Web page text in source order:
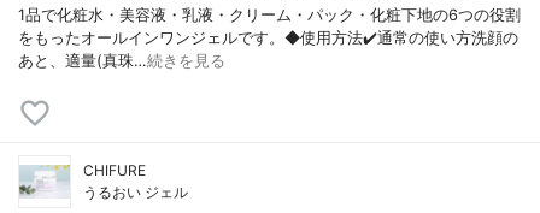
1品で化粧水・美容液・乳液・クリーム・ パック・化粧下地の6つの役割
をもったオ ールインワンジェルです。 ◆使用方法 ✔️通常の使い方 洗顔の
あと、適量(真珠…続きを見る
CHIFURE
うるおい ジェル